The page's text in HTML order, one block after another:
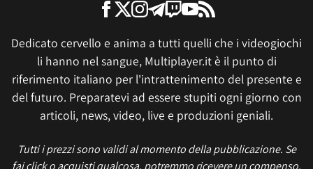
Dedicato cervello e anima a tutti quelli che i videogiochi
li hanno nel sangue, Multiplayer.it è il punto di
riferimento italiano per l'intrattenimento del presente e
del futuro. Preparatevi ad essere stupiti ogni giorno con
articoli, news, video, live e produzioni geniali.
Tutti i prezzi sono validi al momento della pubblicazione. Se
fai click o acquisti qualcosa, potremmo ricevere un compenso.